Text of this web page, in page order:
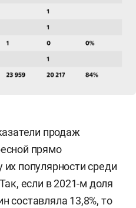
продаж
прямо
популярности среди
если в 2021-м доля
составляла 13,8%, то